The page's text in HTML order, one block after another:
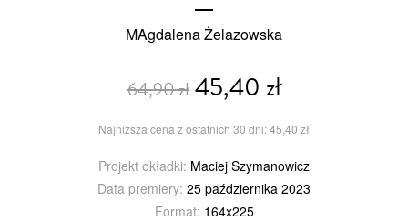
MAgdalena Żelazowska
64,90 zł45,40 zł
Najniższa cena z ostatnich 30 dni: 45,40 zł
Projekt okładki: Maciej Szymanowicz
Data premiery: 25 października 2023
Format: 164x225